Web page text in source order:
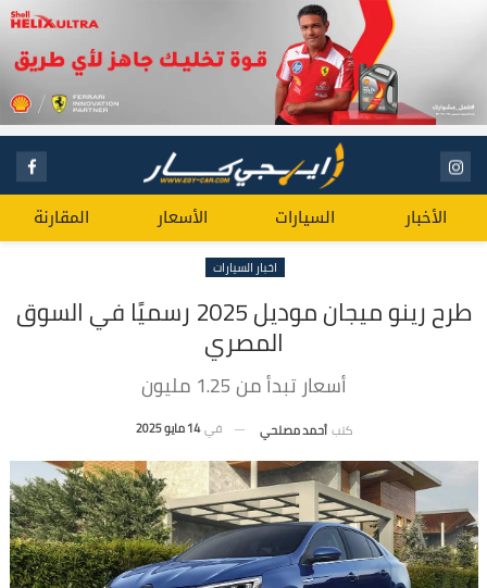
الأخبار السيارات الأسعار المقارنة
اخبار السيارات
طرح رينو ميجان موديل 2025 رسميًا في السوق
المصري
أسعار تبدأ من 1.25 مليون
كتب أحمد مصلحي في 14 مايو 2025